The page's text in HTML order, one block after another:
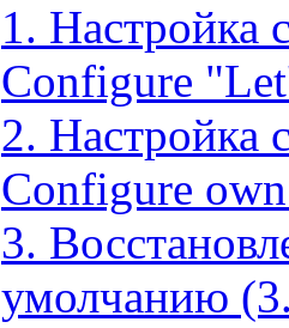
1. Настройка
Configure
2. Настройка
Configure
3.
умолчанию